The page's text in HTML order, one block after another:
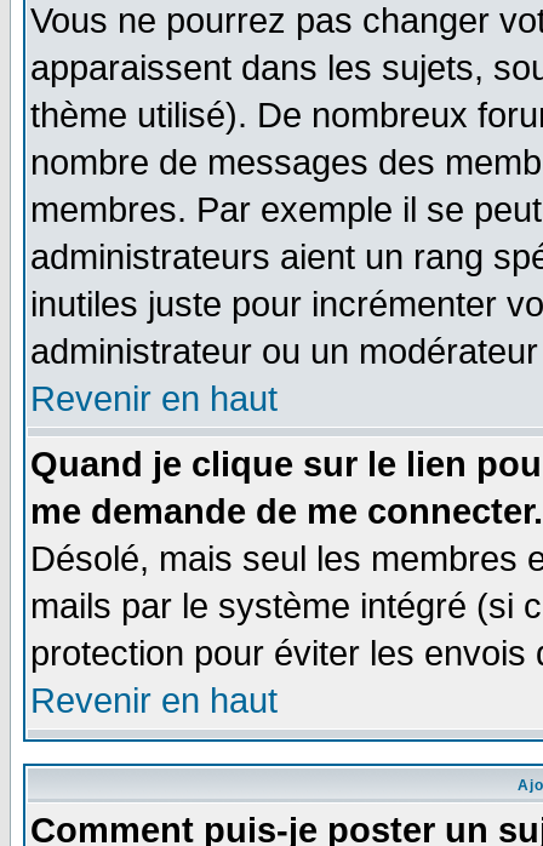
Vous ne pourrez pas changer
apparaissent dans les sujets,
thème utilisé). De nombreux
nombre de messages des
membres. Par exemple il se
administrateurs aient un rang
inutiles juste pour incrémenter
administrateur ou un
Revenir en haut
Quand je clique sur le lien
me demande de me connecter.
Désolé, mais seul les membres
mails par le système intégré (si
protection pour éviter les
Revenir en haut
Comment puis-je poster un